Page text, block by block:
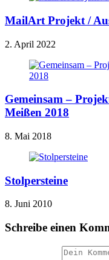
MailArt Projekt /
2. April 2022
Gemeinsam –
Meißen 2018
8. Mai 2018
Stolpersteine
8. Juni 2010
Schreibe einen